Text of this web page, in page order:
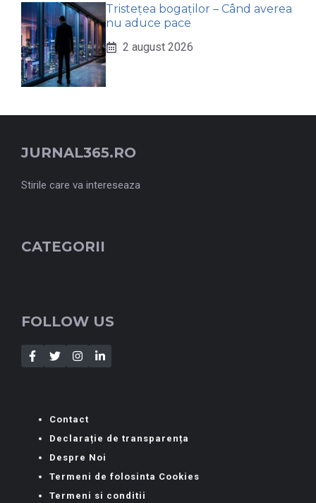
Tristețea bogaților – Când averea
nu aduce pace
2 august 2026
JURNAL365.RO
Stirile care va intereseaza
CATEGORII
FOLLOW US
Contact
Declarație de transparența
Despre Noi
Termeni de folosinta Cookies
Termeni si conditii